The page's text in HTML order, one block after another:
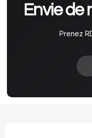
Envie de
Prenez